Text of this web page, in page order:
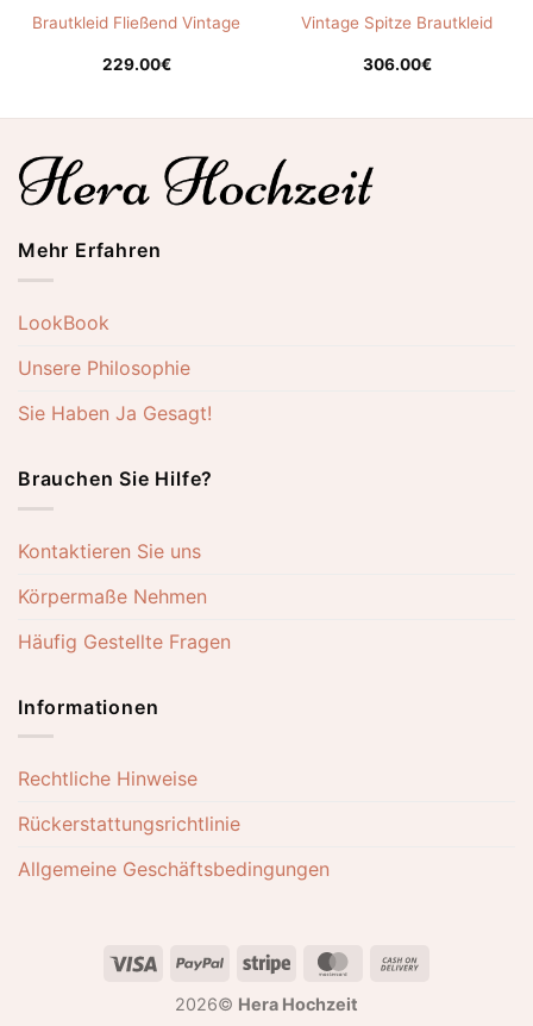
Brautkleid Fließend Vintage
229.00€
Vintage Spitze Brautkleid
306.00€
Mehr Erfahren
LookBook
Unsere Philosophie
Sie Haben Ja Gesagt!
Brauchen Sie Hilfe?
Kontaktieren Sie uns
Körpermaße Nehmen
Häufig Gestellte Fragen
Informationen
Rechtliche Hinweise
Rückerstattungsrichtlinie
Allgemeine Geschäftsbedingungen
Visa PayPal Stripe MasterCard
2026© Hera Hochzeit